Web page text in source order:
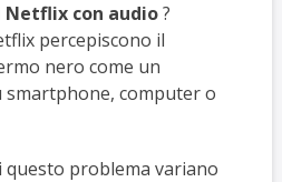
con audio?
percepiscono il
nero come un
computer o
questo problema variano